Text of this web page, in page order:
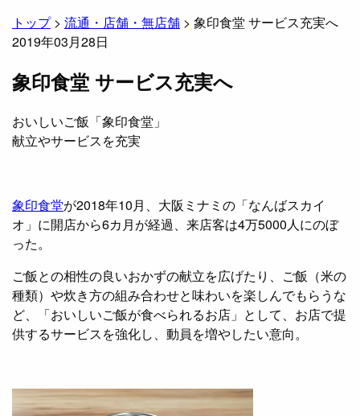
トップ> 流通・店舗・無店舗 > 象印食堂 サービス充実へ
2019年03月28日
象印食堂 サービス充実へ
おいしいご飯「象印食堂」
献立やサービスを充実
象印食堂が2018年10月、大阪ミナミの「なんばスカイ
オ」に開店から6カ月が経過、来店客は4万5000人にのぼ
った。
ご飯との相性の良いおかずの献立を広げたり、ご飯（米の
種類）や炊き方の組み合わせと味わいを楽しんでもらうな
ど、「おいしいご飯が食べられるお店」として、お店で提
供するサービスを強化し、動員を増やしたい意向。